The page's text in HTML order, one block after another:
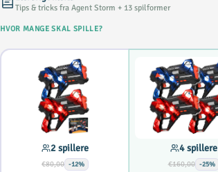
Tips & tricks fra Agent Storm + 13 spilformer
HVOR MANGE SKAL SPILLE?
2 spillere
€80,00 -12%
4 spillere
€160,00 -25%